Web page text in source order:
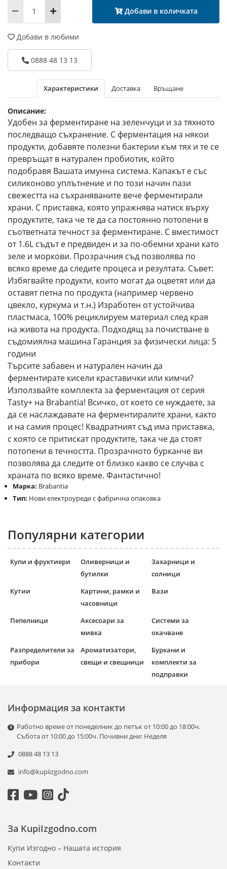
Добави в количката
Добави в любими
0888 48 13 13
Характеристики Доставка Връщане
Описание:
Удобен за ферментиране на зеленчуци и за тяхното
последващо съхранение. С ферментация на някои
продукти, добавяте полезни бактерии към тях и те се
превръщат в натурален пробиотик, който
подобравя Вашата имунна система. Капакът е със
силиконово уплътнение и по този начин пази
свежестта на съхраняваните вече ферментирали
храни. С приставка, която упражнява натиск върху
продуктите, така че те да са постоянно потопени в
съответната течност за ферментиране. С вместимост
от 1.6L съдът е предвиден и за по-обемни храни като
зеле и моркови. Прозрачния съд позволява по
всяко време да следите процеса и резултата. Съвет:
Избягвайте продукти, които могат да оцветят или да
оставят петна по продукта (например червено
цвекло, куркума и т.н.) Изработен от устойчива
пластмаса, 100% рециклируем материал след края
на живота на продукта. Подходящ за почистване в
съдомиялна машина Гаранция за физически лица: 5
години
Търсите забавен и натурален начин да
ферментирате кисели краставички или кимчи?
Използвайте комплекта за ферментация от серия
Tasty+ на Brabantia! Всичко, от което се нуждаете, за
да се наслаждавате на ферментиралите храни, както
и на самия процес! Квадратният съд има приставка,
с която се притискат продуктите, така че да стоят
потопени в течността. Прозрачното бурканче ви
позволява да следите от близко какво се случва с
храната по всяко време. Фантастично!
Марка: Brabantia
Тип: Нови електроуреди с фабрична опаковка
Популярни категории
Купи и фруктиери
Оливерници и
бутилки
Захарници и
солници
Кутии
Картини, рамки и
часовници
Вази
Пепелници
Аксесоари за
мивка
Системи за
окачване
Разпределители за
прибори
Ароматизатори,
свещи и свещници
Буркани и
комплекти за
подправки
Информация за контакти
Работно време от понеделник до петък от 10:00 до 18:00ч.
Събота от 10:00 до 15:00ч. Почивни дни: Неделя
0888 48 13 13
info@kupiizgodno.com
За KupiIzgodno.com
Купи Изгодно – Нашата история
Контакти